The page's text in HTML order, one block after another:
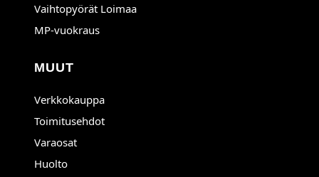
Vaihtopyörät LoimaaAvautuu uuteen ikkunaan
MP-vuokraus
MUUT
Verkkokauppa
Toimitusehdot
Varaosat
Huolto